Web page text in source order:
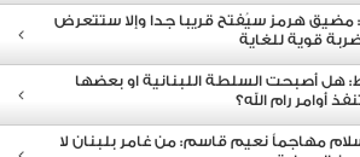
مضيق هرمز سيُفتح قريبا جدا وإلا ستتعرض
قوية للغاية
هل أصبحت السلطة اللبنانية او بعضها
أوامر رام الله؟
مهاجماً نعيم قاسم: من غامر بلبنان لا